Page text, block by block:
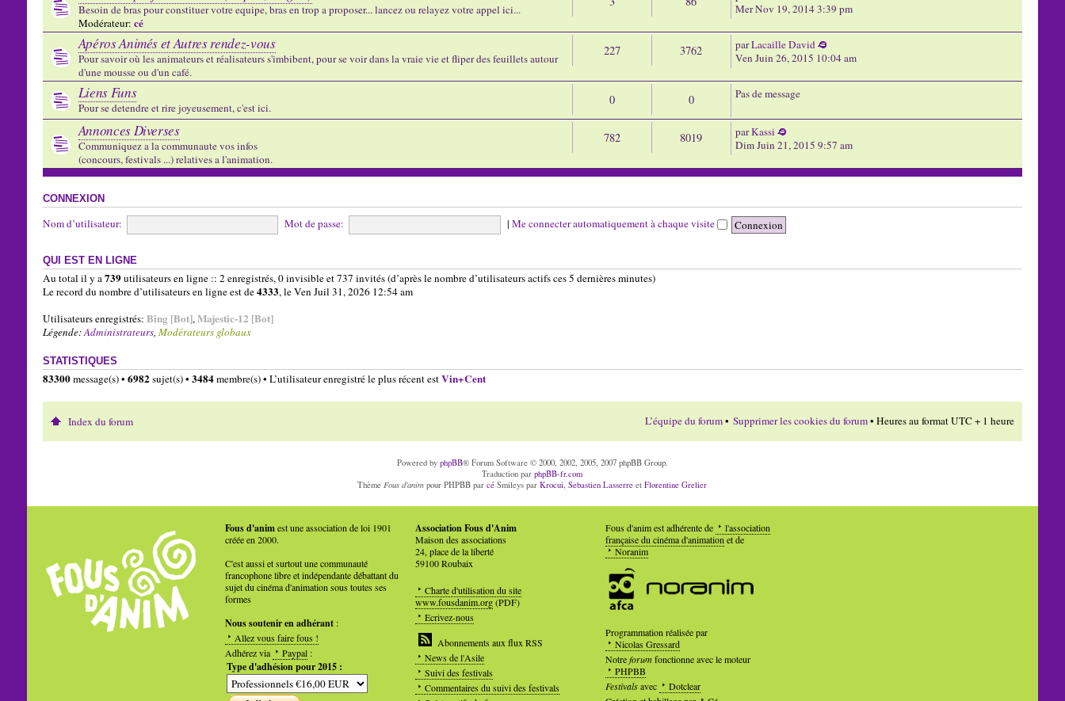
Besoin de bras pour constituer votre equipe, bras en trop a proposer... lancez ou relayez votre appel ici...
Modérateur: cé
Mer Nov 19, 2014 3:39 pm
Apéros Animés et Autres rendez-vous
Pour savoir où les animateurs et réalisateurs s'imbibent, pour se voir dans la vraie vie et fliper des feuillets autour
d'une mousse ou d'un café.
227 3762 parLacaille David
Ven Juin 26, 2015 10:04 am
Liens Funs
Pour se detendre et rire joyeusement, c'est ici.
0 0 Pas de message
Annonces Diverses
Communiquez a la communaute vos infos
(concours, festivals ...) relatives a l'animation.
782 8019 parKassi
Dim Juin 21, 2015 9:57 am
CONNEXION
Nom d’utilisateur: Mot de passe: | Me connecter automatiquement à chaque visite
QUI EST EN LIGNE
Au total il y a739utilisateurs en ligne :: 2 enregistrés, 0 invisible et 737 invités (d’après le nombre d’utilisateurs actifs ces 5 dernières minutes)
Le record du nombre d’utilisateurs en ligne est de4333, le Ven Juil 31, 2026 12:54 am
Utilisateurs enregistrés: Bing [Bot],Majestic-12 [Bot]
Légende:Administrateurs, Modérateurs globaux
STATISTIQUES
83300message(s) • 6982sujet(s) • 3484membre(s) • L’utilisateur enregistré le plus récent estVin+Cent
Index du forum L’équipe du forum• Supprimer les cookies du forum• Heures au format UTC + 1 heure
Powered by phpBB® Forum Software © 2000, 2002, 2005, 2007 phpBB Group.
Traduction parphpBB-fr.com
Thème Fous d'anim pour PHPBB parcé Smileys parKrocui ,Sebastien Lasserre etFlorentine Grelier
Fous d'animest une association de loi 1901
créée en 2000.
C'est aussi et surtout une communauté
francophone libre et indépendante débattant du
sujet du cinéma d'animation sous toutes ses
formes
Nous soutenir en adhérant:
Allez vous faire fous !
Adhérez via
Paypal:
Type d'adhésion pour 2015 :
Association Fous d'Anim
Maison des associations
24, place de la liberté
59100 Roubaix
Charte d'utilisation du site
www.fousdanim.org(PDF)
Ecrivez-nous
Abonnements aux flux RSS
News de l'Asile
Suivi des festivals
Commentaires du suivi des festivals
Fous d'anim est adhérente de
l'association
française du cinéma d'animationet de
Noranim
Programmation réalisée par
Nicolas Gressard
Notreforumfonctionne avec le moteur
PHPBB
Festivalsavec
Dotclear